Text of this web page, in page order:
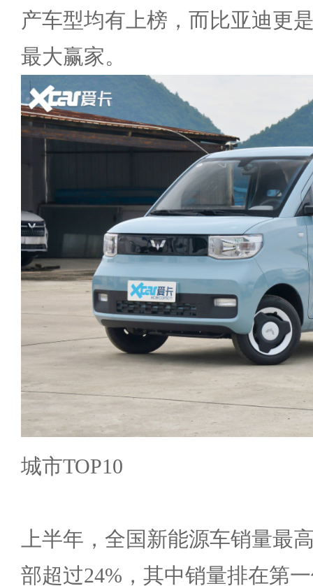
产车型均有上榜，而比亚迪更
最大赢家。
城市TOP10
上半年，全国新能源车销量最
部超过24%，其中销量排在第